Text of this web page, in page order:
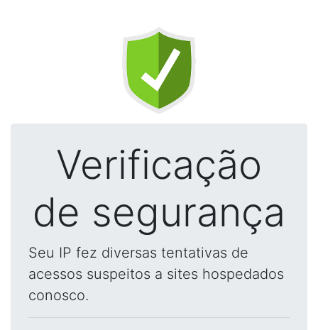
Verificação
de segurança
Seu IP fez diversas tentativas de
acessos suspeitos a sites hospedados
conosco.